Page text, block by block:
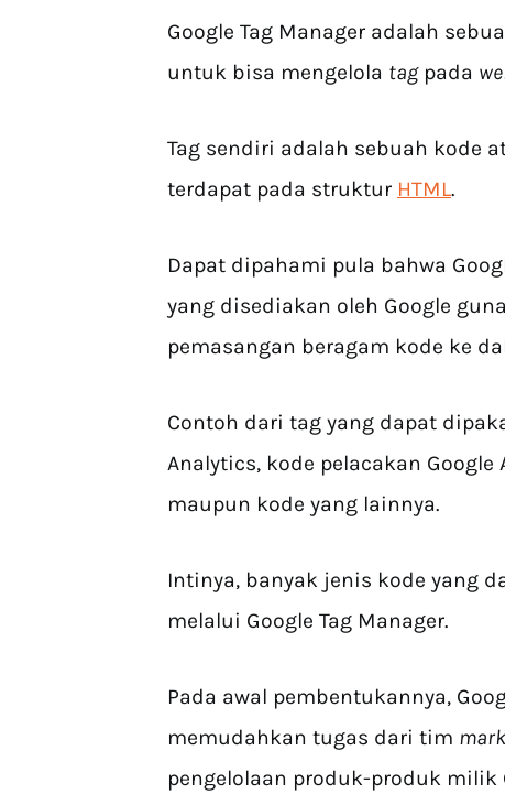
Google Tag Manager adalah
untuk bisa mengelola tagpada
Tag sendiri adalah sebuah kode
terdapat pada struktur HTML.
Dapat dipahami pula bahwa
yang disediakan oleh Google
pemasangan beragam kode ke
Contoh dari tag yang dapat
Analytics, kode pelacakan
maupun kode yang lainnya.
Intinya, banyak jenis kode yang
melalui Google Tag Manager.
Pada awal pembentukannya,
memudahkan tugas dari tim
pengelolaan produk-produk